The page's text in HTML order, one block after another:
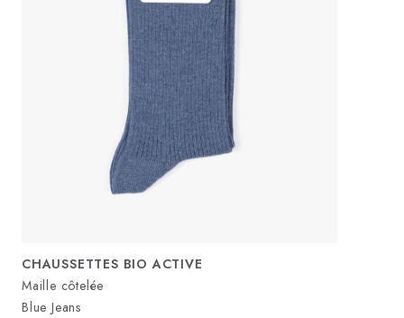
CHAUSSETTES BIO ACTIVE
Maille côtelée
Blue Jeans